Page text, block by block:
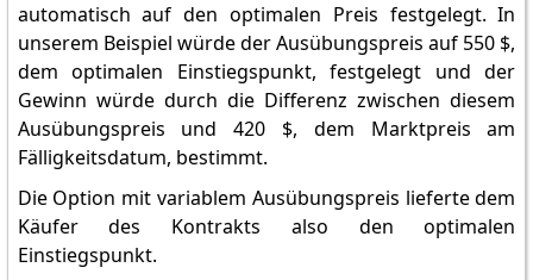
automatisch auf den optimalen Preis festgelegt. In
unserem Beispiel würde der Ausübungspreis auf 550 $,
dem optimalen Einstiegspunkt, festgelegt und der
Gewinn würde durch die Differenz zwischen diesem
Ausübungspreis und 420 $, dem Marktpreis am
Fälligkeitsdatum, bestimmt.
Die Option mit variablem Ausübungspreis lieferte dem
Käufer des Kontrakts also den optimalen
Einstiegspunkt.